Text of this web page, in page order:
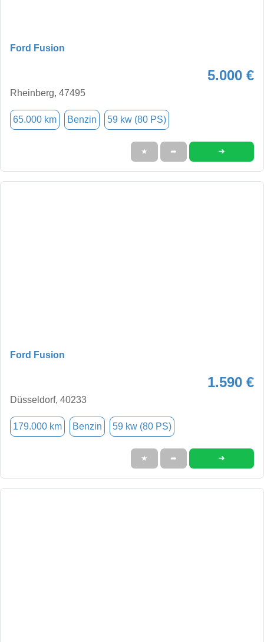
Ford Fusion
5.000 €
Rheinberg, 47495
65.000 km Benzin 59 kw (80 PS)
★ ➦ ➜
Ford Fusion
1.590 €
Düsseldorf, 40233
179.000 km Benzin 59 kw (80 PS)
★ ➦ ➜